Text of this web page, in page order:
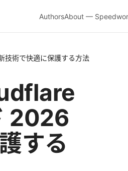
AuthorsAbout —
術で快適に保護する方法
2026
する